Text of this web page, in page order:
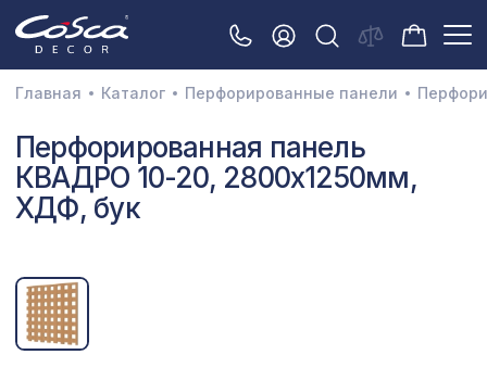
3D орнамент
Акустические панели
Декоративные балки и брус
Межкомнатные арки
Натуральные покрытия
Главная Каталог Перфорированные панели
Перфорированная панель
КВАДРО 10-20, 2800х1250мм,
ХДФ, бук